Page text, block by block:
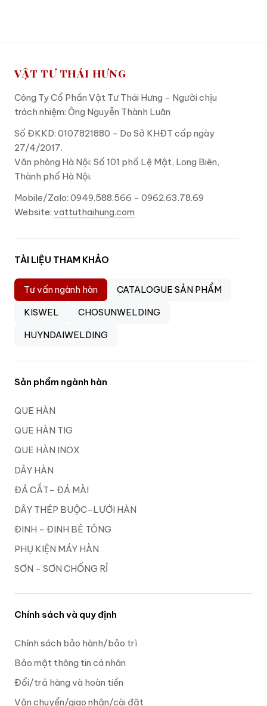
VẬT TƯ THÁI HƯNG
Công Ty Cổ Phần Vật Tư Thái Hưng - Người chịu
trách nhiệm: Ông Nguyễn Thành Luân
Số ĐKKD: 0107821880 - Do Sở KHĐT cấp ngày
27/4/2017.
Văn phòng Hà Nội: Số 101 phố Lệ Mật, Long Biên,
Thành phố Hà Nội.
Mobile/Zalo: 0949.588.566 - 0962.63.78.69
Website: vattuthaihung.com
TÀI LIỆU THAM KHẢO
Tư vấn ngành hàn
CATALOGUE SẢN PHẨM
KISWEL
CHOSUNWELDING
HUYNDAIWELDING
Sản phẩm ngành hàn
QUE HÀN
QUE HÀN TIG
QUE HÀN INOX
DÂY HÀN
ĐÁ CẮT- ĐÁ MÀI
DÂY THÉP BUỘC-LƯỚI HÀN
ĐINH - ĐINH BÊ TÔNG
PHỤ KIỆN MÁY HÀN
SƠN - SƠN CHỐNG RỈ
Chính sách và quy định
Chính sách bảo hành/bảo trì
Bảo mật thông tin cá nhân
Đổi/trả hàng và hoàn tiền
Vận chuyển/giao nhận/cài đặt